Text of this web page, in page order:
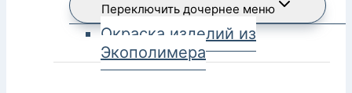
Переключить дочернее меню
Окраска изделий из
Экополимера